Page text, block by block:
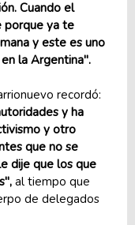
Cuando el
porque ya te
y este es uno
la Argentina".
recordó:
y ha
y otro
que no se
dije que los que
al tiempo que
de delegados